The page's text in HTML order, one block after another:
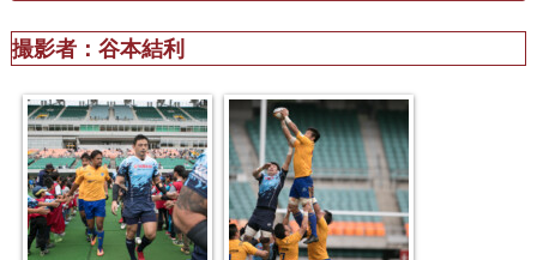
撮影者：谷本結利